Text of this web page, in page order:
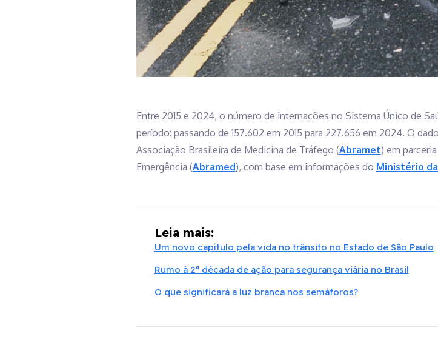
Entre 2015 e 2024, o número de internações no Sistema Único de
período: passando de 157.602 em 2015 para 227.656 em 2024. O
Associação Brasileira de Medicina de Tráfego (Abramet) em
Emergência (Abramed), com base em informações do Ministério
Leia mais:
Um novo capítulo pela vida no trânsito no Estado de São Paulo
Rumo à 2ª década de ação para segurança viária no Brasil
O que significará a luz branca nos semáforos?